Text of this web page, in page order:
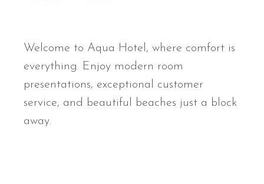
Welcome to Aqua Hotel, where comfort is
everything. Enjoy modern room
presentations, exceptional customer
service, and beautiful beaches just a block
away.